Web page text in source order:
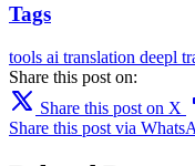
Tags
tools ai translation deepl
Share this post on:
Share this post on X
Share this post via